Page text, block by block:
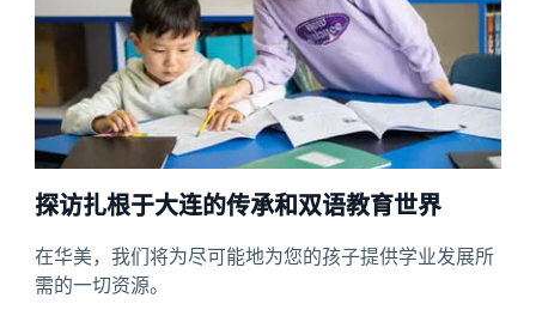
探访扎根于大连的传承和双语教育世界
在华美，我们将为尽可能地为您的孩子提供学业发展所
需的一切资源。